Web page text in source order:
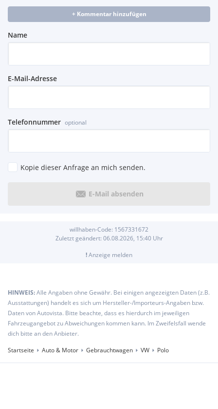
+ Kommentar hinzufügen
Name
E-Mail-Adresse
Telefonnummer optional
Kopie dieser Anfrage an mich senden.
E-Mail absenden
willhaben-Code: 1567331672
Zuletzt geändert: 06.08.2026, 15:40Uhr
!Anzeige melden
HINWEIS:Alle Angaben ohne Gewähr. Bei einigen angezeigten Daten (z.B.
Ausstattungen) handelt es sich um Hersteller-/Importeurs-Angaben bzw.
Daten von Autovista. Bitte beachte, dass es hierdurch im jeweiligen
Fahrzeugangebot zu Abweichungen kommen kann. Im Zweifelsfall wende
dich bitte an den Anbieter.
Startseite
Auto & Motor Gebrauchtwagen VW Polo